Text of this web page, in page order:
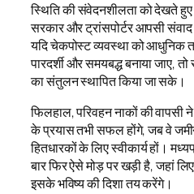
स्थिति की संवेदनशीलता को देखते
सरकार और ट्रांसपोर्टर आपसी
यदि चेकपोस्ट व्यवस्था को
पारदर्शी और समयबद्ध बनाया जाए,
का संतुलन स्थापित किया जा सके।
फिलहाल, परिवहन नाकों की वापसी
के प्रयास तभी सफल होंगे, जब वे
हितधारकों के लिए स्वीकार्य हों।
बार फिर ऐसे मोड़ पर खड़ी है, जहां
इसके भविष्य की दिशा तय करेंगे।